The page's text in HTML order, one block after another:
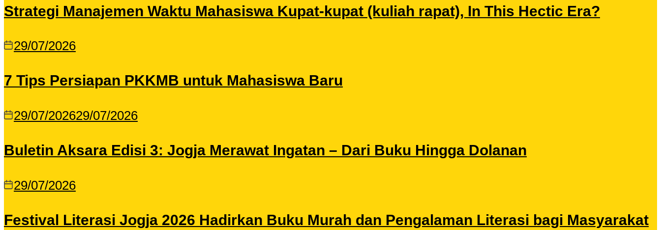
Strategi Manajemen Waktu Mahasiswa Kupat-kupat (kuliah rapat), In This Hectic Era?
29/07/2026
7 Tips Persiapan PKKMB untuk Mahasiswa Baru
29/07/202629/07/2026
Buletin Aksara Edisi 3: Jogja Merawat Ingatan – Dari Buku Hingga Dolanan
29/07/2026
Festival Literasi Jogja 2026 Hadirkan Buku Murah dan Pengalaman Literasi bagi Masyarakat